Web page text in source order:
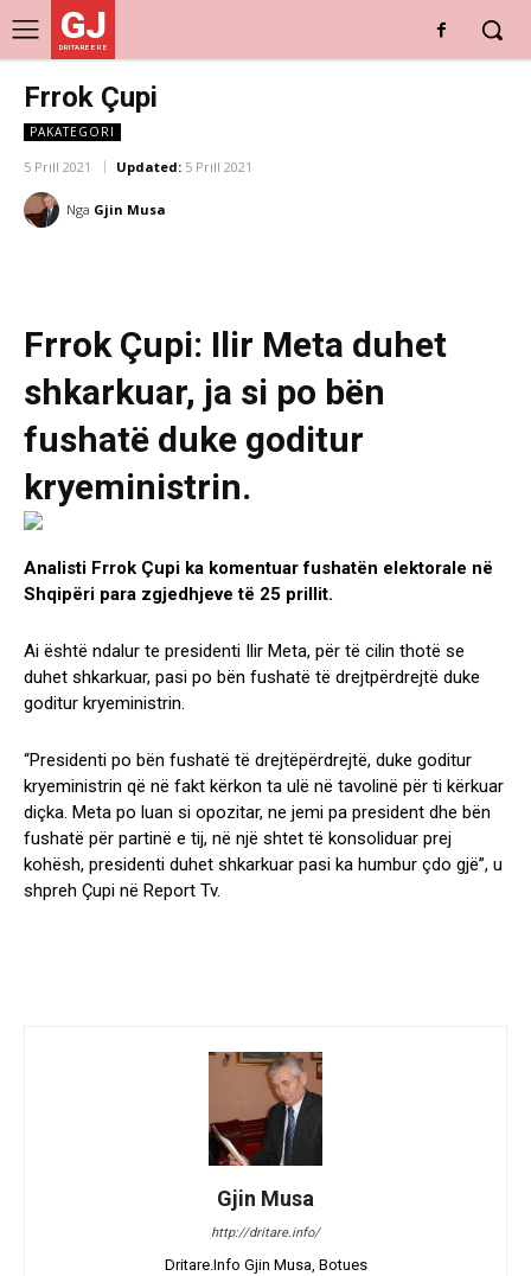
GJ
DRITARE E RE
Frrok Çupi
PAKATEGORI
5 Prill 2021 Updated: 5 Prill 2021
Nga Gjin Musa
Frrok Çupi: Ilir Meta duhet
shkarkuar, ja si po bën
fushatë duke goditur
kryeministrin.
Analisti Frrok Çupi ka komentuar fushatën elektorale në
Shqipëri para zgjedhjeve të 25 prillit.
Ai është ndalur te presidenti Ilir Meta, për të cilin thotë se
duhet shkarkuar, pasi po bën fushatë të drejtpërdrejtë duke
goditur kryeministrin.
“Presidenti po bën fushatë të drejtëpërdrejtë, duke goditur
kryeministrin që në fakt kërkon ta ulë në tavolinë për ti kërkuar
diçka. Meta po luan si opozitar, ne jemi pa president dhe bën
fushatë për partinë e tij, në një shtet të konsoliduar prej
kohësh, presidenti duhet shkarkuar pasi ka humbur çdo gjë”, u
shpreh Çupi në Report Tv.
Gjin Musa
http://dritare.info/
Dritare.Info Gjin Musa, Botues